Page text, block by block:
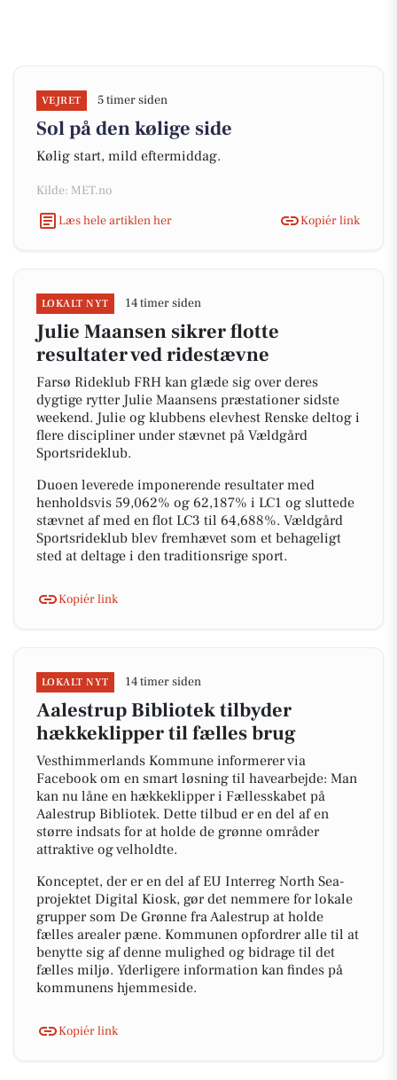
VEJRET 5 timer siden
Sol på den kølige side
Kølig start, mild eftermiddag.
Kilde: MET.no
Læs hele artiklen her
Kopiér link
LOKALT NYT 14 timer siden
Julie Maansen sikrer flotte
resultater ved ridestævne
Farsø Rideklub FRH kan glæde sig over deres
dygtige rytter Julie Maansens præstationer sidste
weekend. Julie og klubbens elevhest Renske deltog i
flere discipliner under stævnet på Vældgård
Sportsrideklub.
Duoen leverede imponerende resultater med
henholdsvis 59,062% og 62,187% i LC1 og sluttede
stævnet af med en flot LC3 til 64,688%. Vældgård
Sportsrideklub blev fremhævet som et behageligt
sted at deltage i den traditionsrige sport.
Kopiér link
LOKALT NYT 14 timer siden
Aalestrup Bibliotek tilbyder
hækkeklipper til fælles brug
Vesthimmerlands Kommune informerer via
Facebook om en smart løsning til havearbejde: Man
kan nu låne en hækkeklipper i Fællesskabet på
Aalestrup Bibliotek. Dette tilbud er en del af en
større indsats for at holde de grønne områder
attraktive og velholdte.
Konceptet, der er en del af EU Interreg North Sea-
projektet Digital Kiosk, gør det nemmere for lokale
grupper som De Grønne fra Aalestrup at holde
fælles arealer pæne. Kommunen opfordrer alle til at
benytte sig af denne mulighed og bidrage til det
fælles miljø. Yderligere information kan findes på
kommunens hjemmeside.
Kopiér link